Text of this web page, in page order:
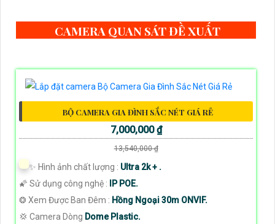
CAMERA QUAN SÁT ĐỀ XUẤT
BỘ CAMERA GIA ĐÌNH SẮC NÉT GIÁ RẺ
7,000,000 ₫
13,540,000 ₫
✨ Hình ảnh chất lượng : Ultra 2k + .
🌠 Sử dụng công nghệ :
IP POE.
❂ Xem Được Ban Đêm : Hồng Ngoại 30m ONVIF.
💢 Camera Dòng Dome Plastic.